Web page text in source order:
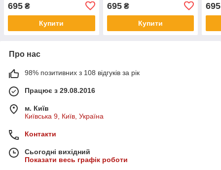
695 ₴
Купити
695₴
Купити
695
Про нас
98% позитивних з 108 відгуків за рік
Працює з 29.08.2016
м. Київ
Київська 9, Київ, Україна
Контакти
Сьогодні вихідний
Показати весь графік роботи